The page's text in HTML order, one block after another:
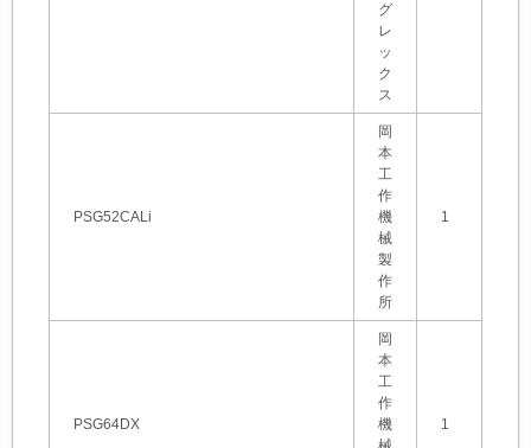
グ
レ
ッ
ク
ス
PSG52CALi
岡
本
工
作
機
械
製
作
所
1
PSG64DX
岡
本
工
作
機
1